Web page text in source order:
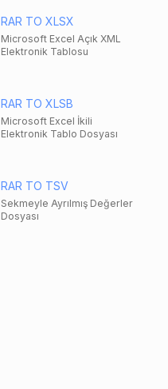
RAR TO XLSX
Microsoft Excel Açık XML
Elektronik Tablosu
RAR TO XLSB
Microsoft Excel İkili
Elektronik Tablo Dosyası
RAR TO TSV
Sekmeyle Ayrılmış Değerler
Dosyası